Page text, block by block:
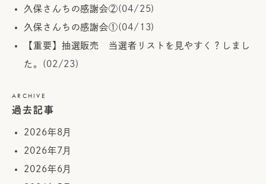
久保さんちの感謝会②(04/25)
久保さんちの感謝会①(04/13)
【重要】抽選販売 当選者リストを見やすく？しまし
た。 (02/23)
ARCHIVE
過去記事
2026年8月
2026年7月
2026年6月